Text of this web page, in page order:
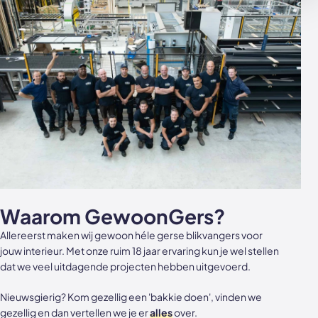
Waarom GewoonGers?
Allereerst maken wij gewoon héle gerse blikvangers voor
jouw interieur. Met onze ruim 18 jaar ervaring kun je wel stellen
dat we veel uitdagende projecten hebben uitgevoerd.
Nieuwsgierig? Kom gezellig een 'bakkie doen', vinden we
gezellig en dan vertellen we je erallesover.